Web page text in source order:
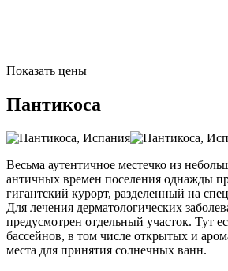
Показать цены
Пантикоса
Весьма аутентичное местечко из
античных времен поселения однажды
гигантский курорт, разделенный на
Для лечения дерматологических
предусмотрен отдельный участок. Тут
бассейнов, в том числе открытых и
места для принятия солнечных ванн.